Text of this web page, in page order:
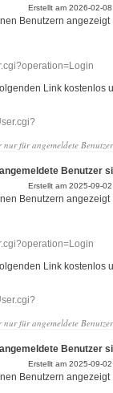
Erstellt am 2026-02-
Benutzern angezeigt
Link kostenlos
nur für angemeldete
Benutzer
Erstellt am 2025-09-
Benutzern angezeigt
Link kostenlos
nur für angemeldete
Benutzer
Erstellt am 2025-09-
Benutzern angezeigt